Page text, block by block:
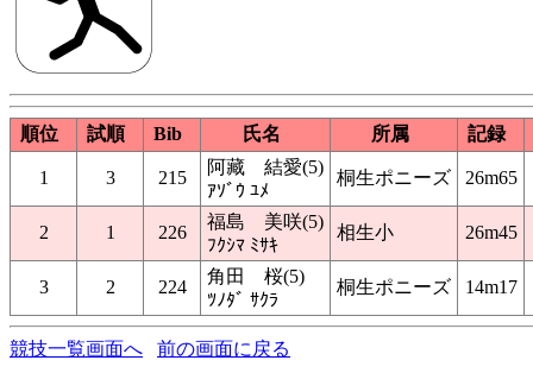
順位 試順 Bib 氏名 所属 記録
1 3 215
阿藏 結愛(5)
ｱｿﾞｳ ﾕﾒ
桐生ポニーズ 26m65
2 1 226
福島 美咲(5)
ﾌｸｼﾏ ﾐｻｷ
相生小 26m45
3 2 224
角田 桜(5)
ﾂﾉﾀﾞ ｻｸﾗ
桐生ポニーズ 14m17
競技一覧画面へ
前の画面に戻る